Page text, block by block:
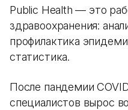
Public Health — это
здравоохранения:
профилактика
статистика.
После пандемии
специалистов вырос